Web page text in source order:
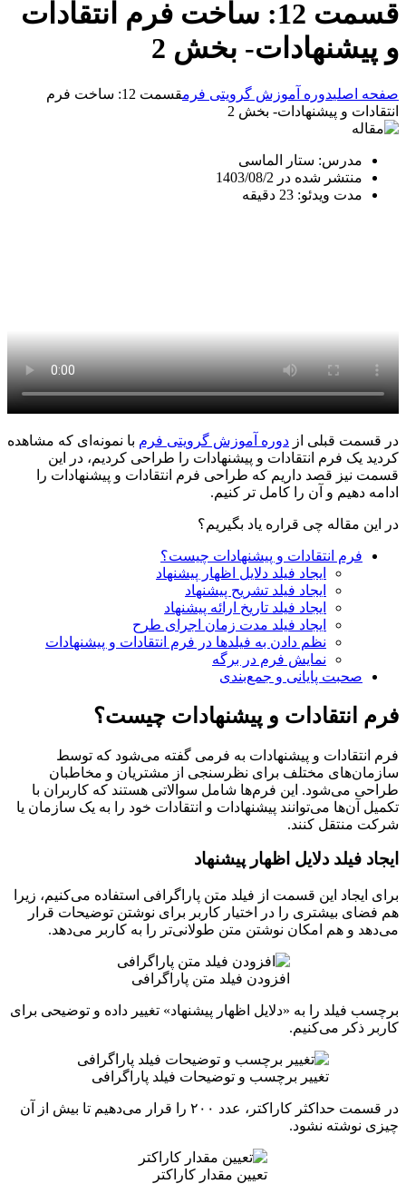
قسمت 12: ساخت فرم انتقادات
و پیشنهادات- بخش 2
صفحه اصلیدوره آموزش گرویتی فرم
قسمت 12: ساخت فرم
انتقادات و پیشنهادات- بخش 2
مدرس: ستار الماسی
منتشر شده در 1403/08/2
مدت ویدئو: 23 دقیقه
در قسمت قبلی از دوره آموزش گرویتی فرم با نمونه‌‌ای که مشاهده
کردید یک فرم انتقادات و پیشنهادات را طراحی کردیم، در این
قسمت نیز قصد داریم که طراحی فرم انتقادات و پیشنهادات را
ادامه دهیم و آن را کامل تر کنیم.
در این مقاله چی قراره یاد بگیریم؟
فرم انتقادات و پیشنهادات چیست؟
ایجاد فیلد دلایل اظهار پیشنهاد
ایجاد فیلد تشریح پیشنهاد
ایجاد فیلد تاریخ ارائه پیشنهاد
ایجاد فیلد مدت زمان اجرای طرح
نظم دادن به فیلدها در فرم انتقادات و پیشنهادات
نمایش فرم در برگه
صحبت پایانی و جمع‌بندی
فرم انتقادات و پیشنهادات چیست؟
فرم انتقادات و پیشنهادات به فرمی گفته می‌شود که توسط
سازمان‌های مختلف برای نظرسنجی از مشتریان و مخاطبان
طراحی می‌شود. این فرم‌ها شامل سوالاتی هستند که کاربران با
تکمیل آن‌ها می‌توانند پیشنهادات و انتقادات خود را به یک سازمان یا
شرکت منتقل کنند.
ایجاد فیلد دلایل اظهار پیشنهاد
برای ایجاد این قسمت از فیلد متن پاراگرافی استفاده می‌کنیم، زیرا
هم فضای بیشتری را در اختیار کاربر برای نوشتن توضیحات قرار
می‌دهد و هم امکان نوشتن متن طولانی‌تر را به کاربر می‌دهد.
افزودن فیلد متن پاراگرافی
برچسب فیلد را به «دلایل اظهار پیشنهاد» تغییر داده و توضیحی برای
کاربر ذکر می‌کنیم.
تغییر برچسب و توضیحات فیلد پاراگرافی
در قسمت حداکثر کاراکتر، عدد ۲۰۰ را قرار می‌دهیم تا بیش از آن
چیزی نوشته نشود.
تعیین مقدار کاراکتر